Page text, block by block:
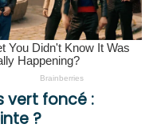
vert foncé :
?